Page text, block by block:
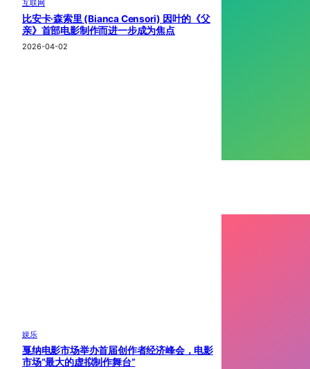
互联网
比安卡·森索里 (Bianca Censori) 因叶的《父
亲》首部电影制作而进一步成为焦点
2026-04-02
娱乐
戛纳电影市场举办首届创作者经济峰会，电影
市场“最大的虚拟制作舞台”